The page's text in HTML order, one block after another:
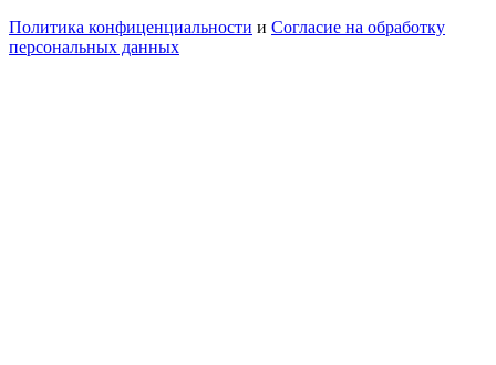
Политика конфиценциальности и Согласие на обработку
персональных данных